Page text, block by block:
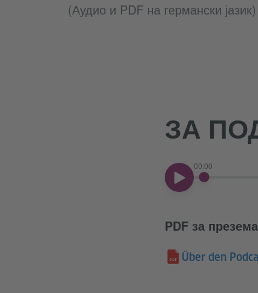
(Аудио и PDF на германски јазик)
ЗА
00:00
00:00
PDF за
Über den